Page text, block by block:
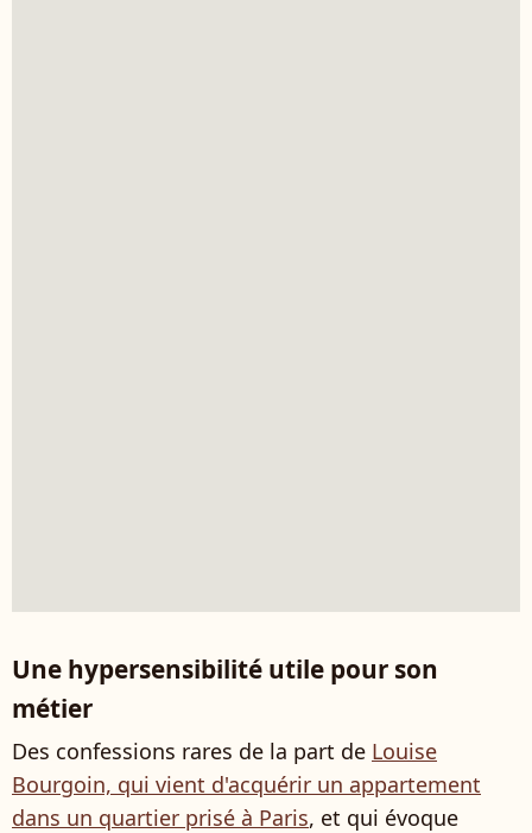
Une hypersensibilité utile pour son
métier
Des confessions rares de la part de Louise
Bourgoin, qui vient d'acquérir un appartement
dans un quartier prisé à Paris, et qui évoque